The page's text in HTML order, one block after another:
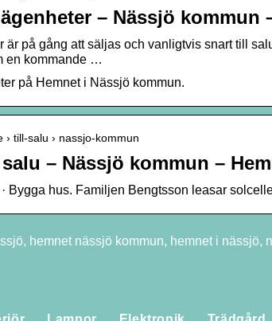
– Nässjö kommun
är på gång att säljas och vanligtvis snart till
en kommande …
på Hemnet i Nässjö kommun.
› till-salu › nassjo-kommun
– Nässjö kommun –
Bygga hus. Familjen Bengtsson leasar
hemnet nässjö kommun, hemnet i nässjö,